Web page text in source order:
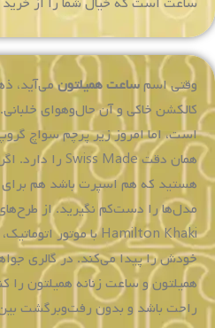
ساعت
مردانه
یکی
از
مواردی
که
بسیار
مهم
است
اصالت
برند
می
باشد،